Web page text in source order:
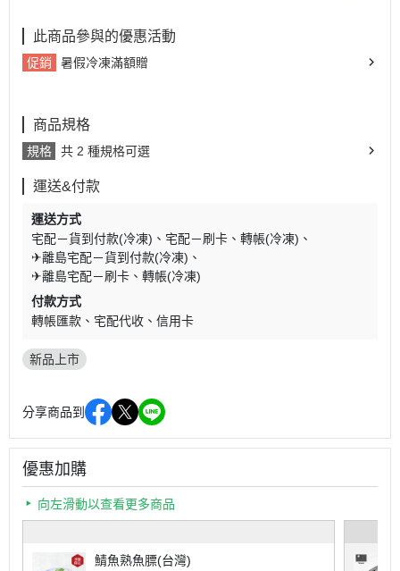
此商品參與的優惠活動
促銷 暑假冷凍滿額贈
商品規格
規格 共 2 種規格可選
運送&付款
運送方式
宅配－貨到付款(冷凍)
宅配－刷卡、轉帳(冷凍)
✈離島宅配－貨到付款(冷凍)
✈離島宅配－刷卡、轉帳(冷凍)
付款方式
轉帳匯款
宅配代收 信用卡
新品上市
分享商品到
優惠加購
向左滑動以查看更多商品
鯖魚熟魚膘(台灣)